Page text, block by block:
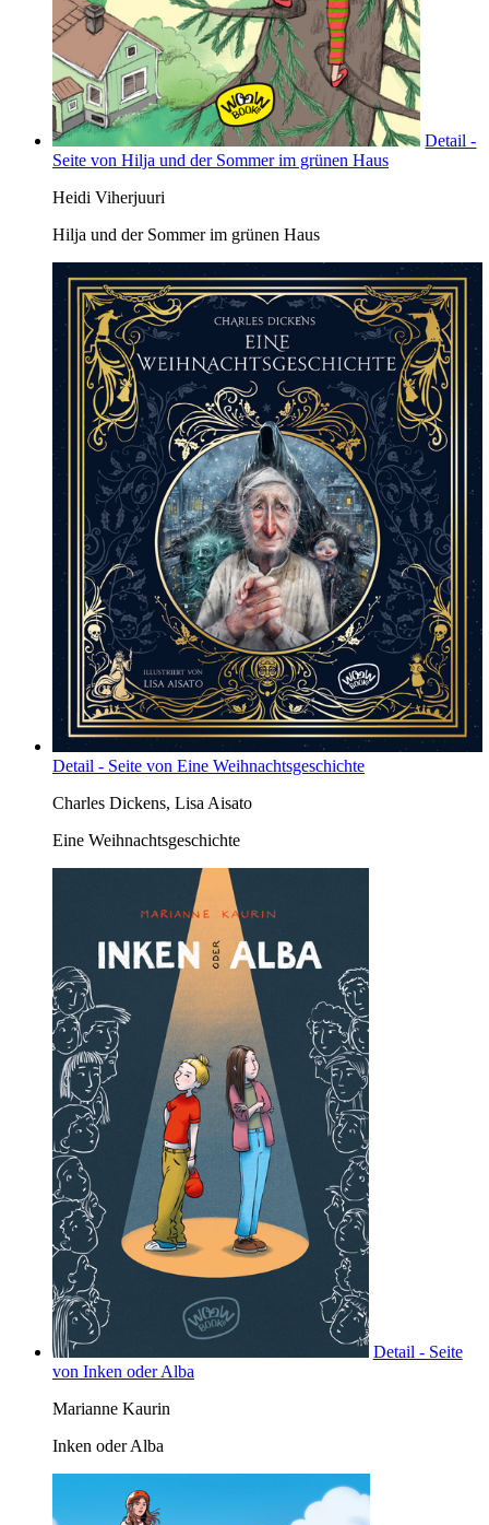
Detail -
Seite von Hilja und der Sommer im grünen Haus
Heidi Viherjuuri
Hilja und der Sommer im grünen Haus
Detail - Seite von Eine Weihnachtsgeschichte
Charles Dickens, Lisa Aisato
Eine Weihnachtsgeschichte
Detail - Seite
von Inken oder Alba
Marianne Kaurin
Inken oder Alba